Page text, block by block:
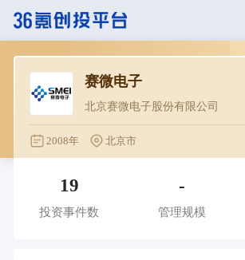
赛微电子
北京赛微电子股份有限公司
2008年 北京市
19
投资事件数
-
管理规模